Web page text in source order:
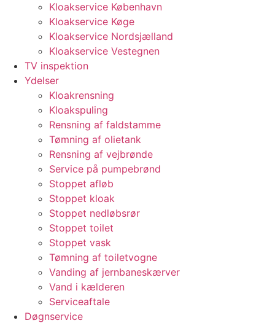
Kloakservice København
Kloakservice Køge
Kloakservice Nordsjælland
Kloakservice Vestegnen
TV inspektion
Ydelser
Kloakrensning
Kloakspuling
Rensning af faldstamme
Tømning af olietank
Rensning af vejbrønde
Service på pumpebrønd
Stoppet afløb
Stoppet kloak
Stoppet nedløbsrør
Stoppet toilet
Stoppet vask
Tømning af toiletvogne
Vanding af jernbaneskærver
Vand i kælderen
Serviceaftale
Døgnservice